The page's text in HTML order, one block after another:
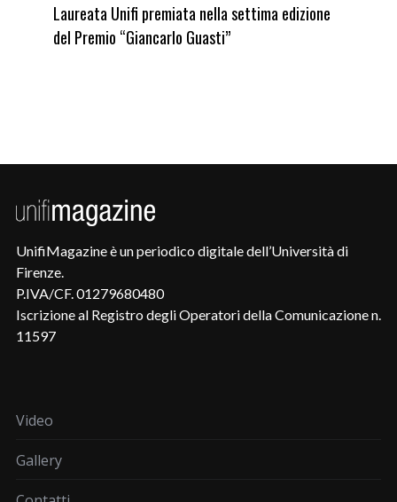
Laureata Unifi premiata nella settima edizione
del Premio “Giancarlo Guasti”
UnifiMagazine è un periodico digitale dell’Università di
Firenze.
P.IVA/CF. 01279680480
Iscrizione al Registro degli Operatori della Comunicazione n.
11597
Video
Gallery